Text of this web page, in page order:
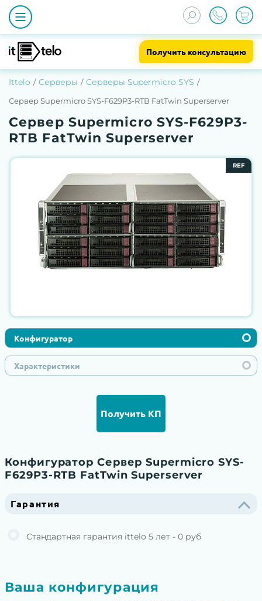
Получить консультацию
Ittelo Серверы Серверы Supermicro SYS
Сервер Supermicro SYS-F629P3-RTB FatTwin Superserver
Сервер Supermicro SYS-F629P3-
RTB FatTwin Superserver
REF
Конфигуратор
Характеристики
Получить КП
Конфигуратор Сервер Supermicro SYS-
F629P3-RTB FatTwin Superserver
Гарантия
Стандартная гарантия ittelo 5 лет - 0 руб
Ваша конфигурация